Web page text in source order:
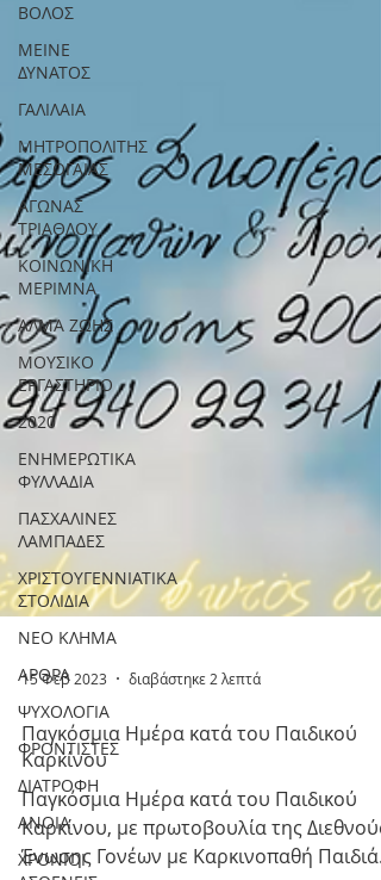
ΒΟΛΟΣ
ΜΕΙΝΕ
ΔΥΝΑΤΟΣ
ΓΑΛΙΛΑΙΑ
ΜΗΤΡΟΠΟΛΙΤΗΣ
ΜΕΣΟΓΑΙΑΣ
ΑΓΩΝΑΣ
ΤΡΙΑΘΛΟΥ
ΚΟΙΝΩΝΙΚΗ
ΜΕΡΙΜΝΑ
ΑΛΜΑ ΖΩΗΣ
ΜΟΥΣΙΚΟ
ΕΡΓΑΣΤΗΡΙΟ
2020
ΕΝΗΜΕΡΩΤΙΚΑ
ΦΥΛΛΑΔΙΑ
ΠΑΣΧΑΛΙΝΕΣ
ΛΑΜΠΑΔΕΣ
ΧΡΙΣΤΟΥΓΕΝΝΙΑΤΙΚΑ
ΣΤΟΛΙΔΙΑ
ΝΕΟ ΚΛΗΜΑ
ΑΡΘΡΑ
ΨΥΧΟΛΟΓΙΑ
ΦΡΟΝΤΙΣΤΕΣ
ΔΙΑΤΡΟΦΗ
ΑΝΟΙΑ
ΧΡΟΝΙΟΙ
15 Φεβ 2023 διαβάστηκε 2 λεπτά
Παγκόσμια Ημέρα κατά του Παιδικού
Καρκίνου
Παγκόσμια Ημέρα κατά του Παιδικού